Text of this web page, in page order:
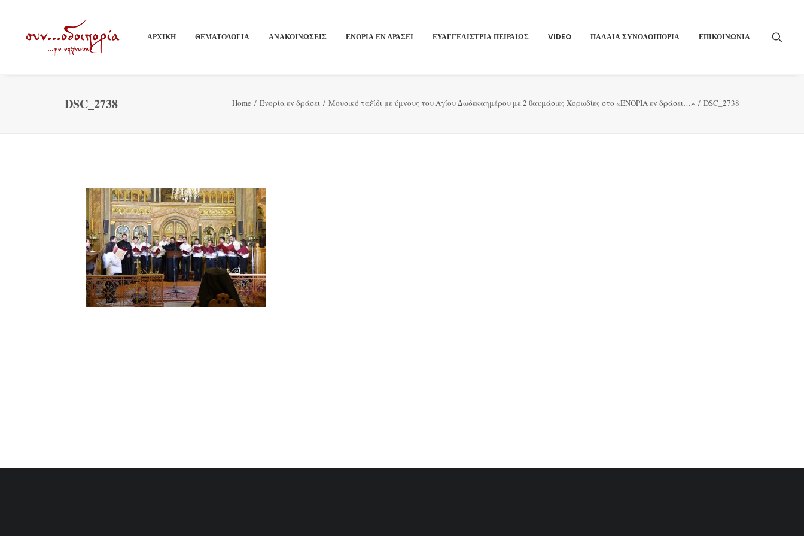
ΑΡΧΙΚΗ ΘΕΜΑΤΟΛΟΓΙΑ ΑΝΑΚΟΙΝΩΣΕΙΣ ΕΝΟΡΙΑ ΕΝ ΔΡΑΣΕΙ ΕΥΑΓΓΕΛΙΣΤΡΙΑ ΠΕΙΡΑΙΏΣ VIDEO ΠΑΛΑΙΑ ΣΥΝΟΔΟΙΠΟΡΙΑ ΕΠΙΚΟΙΝΩΝΙΑ
DSC_2738 Home Ενορία εν δράσει Μουσικό ταξίδι με ύμνους του Αγίου Δωδεκαημέρου με 2 θαυμάσιες Χορωδίες στο «ΕΝΟΡΙΑ εν δράσει…» DSC_2738